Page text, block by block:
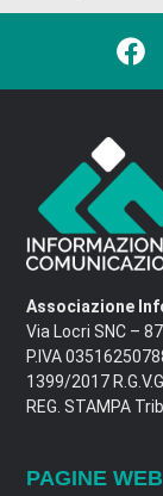
Associazione
Via Locri SNC –
P.IVA
1399/2017
REG. STAMPA
PAGINE WEB